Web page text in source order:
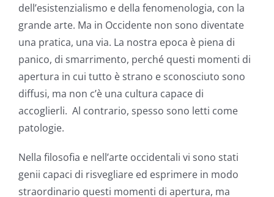
dell’esistenzialismo e della fenomenologia, con la
grande arte. Ma in Occidente non sono diventate
una pratica, una via. La nostra epoca è piena di
panico, di smarrimento, perché questi momenti di
apertura in cui tutto è strano e sconosciuto sono
diffusi, ma non c’è una cultura capace di
accoglierli. Al contrario, spesso sono letti come
patologie.
Nella filosofia e nell’arte occidentali vi sono stati
genii capaci di risvegliare ed esprimere in modo
straordinario questi momenti di apertura, ma